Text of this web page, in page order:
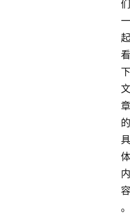
们
一
起
看
下
文
章
的
具
体
内
容
。